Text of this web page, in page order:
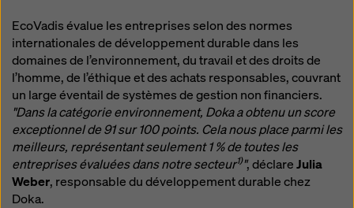
EcoVadis évalue les entreprises selon des normes
internationales de développement durable dans les
domaines de l’environnement, du travail et des droits de
l’homme, de l’éthique et des achats responsables, couvrant
un large éventail de systèmes de gestion non financiers.
"Dans la catégorie environnement, Doka a obtenu un score
exceptionnel de 91 sur 100 points. Cela nous place parmi les
meilleurs, représentant seulement 1 % de toutes les
entreprises évaluées dans notre secteur1)", déclareJulia
Weber, responsable du développement durable chez
Doka.